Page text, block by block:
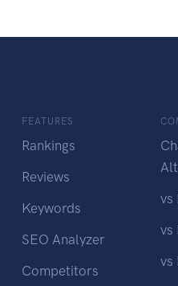
FEATURES
Rankings
Reviews
Keywords
SEO Analyzer
Competitors
vs
vs
vs